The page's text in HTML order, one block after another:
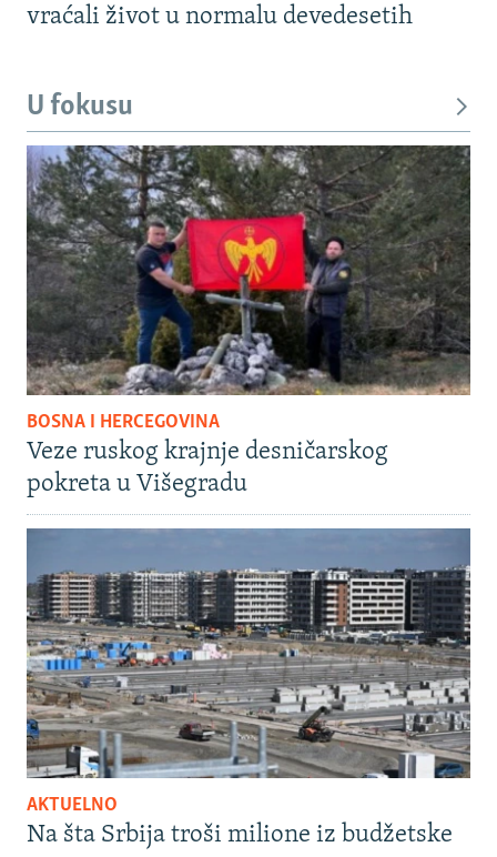
vraćali život u normalu devedesetih
U fokusu
BOSNA I HERCEGOVINA
Veze ruskog krajnje desničarskog
pokreta u Višegradu
AKTUELNO
Na šta Srbija troši milione iz budžetske